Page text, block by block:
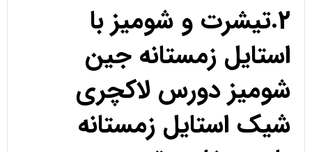
2.تیشرت و شومیز با
استایل زمستانه جین
شومیز دورس لاکچری
شیک استایل زمستانه